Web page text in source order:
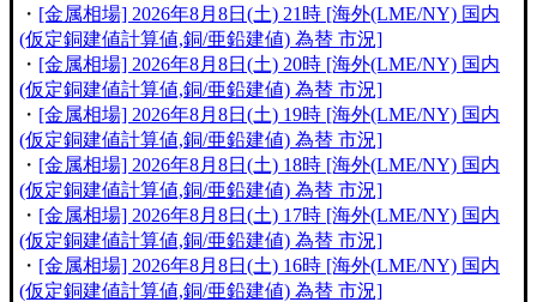
・ [金属相場] 2026年8月8日(土) 21時 [海外(LME/NY) 国内
(仮定銅建値計算値,銅/亜鉛建値) 為替 市況]
・ [金属相場] 2026年8月8日(土) 20時 [海外(LME/NY) 国内
(仮定銅建値計算値,銅/亜鉛建値) 為替 市況]
・ [金属相場] 2026年8月8日(土) 19時 [海外(LME/NY) 国内
(仮定銅建値計算値,銅/亜鉛建値) 為替 市況]
・ [金属相場] 2026年8月8日(土) 18時 [海外(LME/NY) 国内
(仮定銅建値計算値,銅/亜鉛建値) 為替 市況]
・ [金属相場] 2026年8月8日(土) 17時 [海外(LME/NY) 国内
(仮定銅建値計算値,銅/亜鉛建値) 為替 市況]
・ [金属相場] 2026年8月8日(土) 16時 [海外(LME/NY) 国内
(仮定銅建値計算値,銅/亜鉛建値) 為替 市況]